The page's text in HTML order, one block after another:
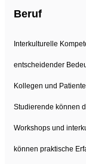
Beruf
Interkulturelle
entscheidender
Kollegen und
Studierende können
Workshops und
können praktische